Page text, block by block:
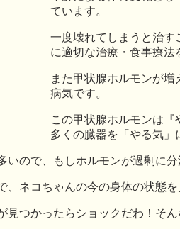
ています。
一度壊れてしまうと治す
に適切な治療・食事療法
また甲状腺ホルモンが
病気です。
この甲状腺ホルモンは
多くの臓器を「やる気」
いので、もしホルモンが過剰に
、ネコちゃんの今の身体の状態を
見つかったらショックだわ！そん